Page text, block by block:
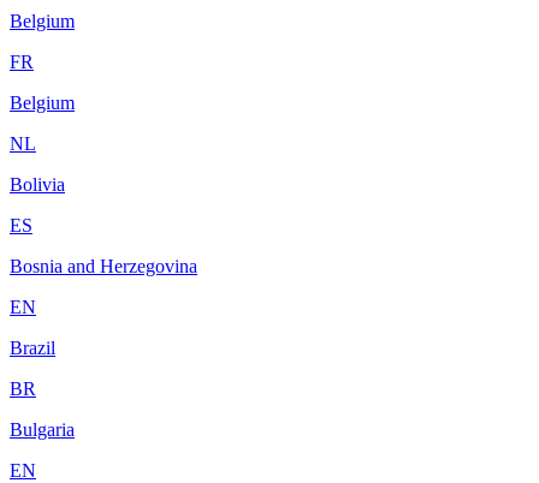
Belgium
FR
Belgium
NL
Bolivia
ES
Bosnia and Herzegovina
EN
Brazil
BR
Bulgaria
EN